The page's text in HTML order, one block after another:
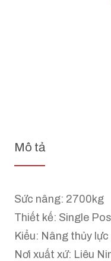
Mô tả
Sức nâng: 2700kg
Thiết kế: Single
Kiểu: Nâng thủy
Nơi xuất xứ: Liêu